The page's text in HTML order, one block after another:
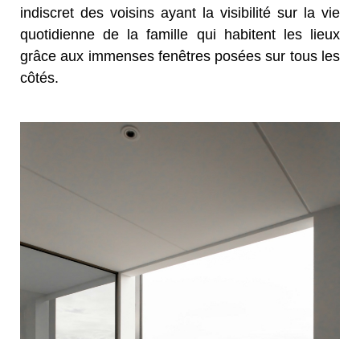
indiscret des voisins ayant la visibilité sur la vie
quotidienne de la famille qui habitent les lieux
grâce aux immenses fenêtres posées sur tous les
côtés.